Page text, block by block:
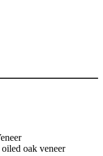
oak veneer